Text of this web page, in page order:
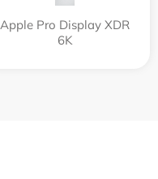
Apple Pro Display XDR
6K